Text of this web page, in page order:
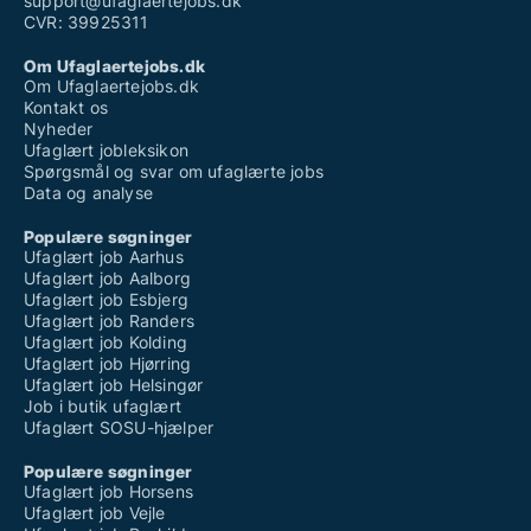
CVR: 39925311
Om Ufaglaertejobs.dk
Om Ufaglaertejobs.dk
Kontakt os
Nyheder
Ufaglært jobleksikon
Spørgsmål og svar om ufaglærte jobs
Data og analyse
Populære søgninger
Ufaglært job Aarhus
Ufaglært job Aalborg
Ufaglært job Esbjerg
Ufaglært job Randers
Ufaglært job Kolding
Ufaglært job Hjørring
Ufaglært job Helsingør
Job i butik ufaglært
Ufaglært SOSU-hjælper
Populære søgninger
Ufaglært job Horsens
Ufaglært job Vejle